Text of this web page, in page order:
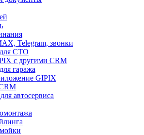
Telegram, звонки
СТО
с другими CRM
гаража
GIPIX
автосервиса